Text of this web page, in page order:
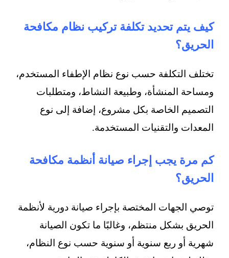
كيف يتم تحديد تكلفة تركيب نظام مكافحة
الحريق؟
تختلف التكلفة حسب نوع نظام الإطفاء المستخدم،
ومساحة المنشأة، وطبيعة النشاط، ومتطلبات
التصميم الخاصة بكل مشروع، إضافة إلى نوع
المعدات والتقنيات المستخدمة.
كم مرة يجب إجراء صيانة أنظمة مكافحة
الحريق؟
توصي الجهات المختصة بإجراء صيانة دورية لأنظمة
الحريق بشكل منتظم، وغالبًا ما تكون الصيانة
شهرية أو ربع سنوية أو سنوية حسب نوع النظام،